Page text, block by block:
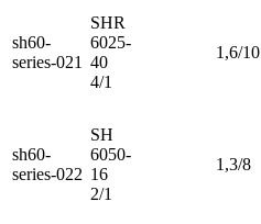
sh60-
series-021
SHR
6025-
40
4/1
1,6/10
sh60-
series-022
SH
6050-
16
2/1
1,3/8